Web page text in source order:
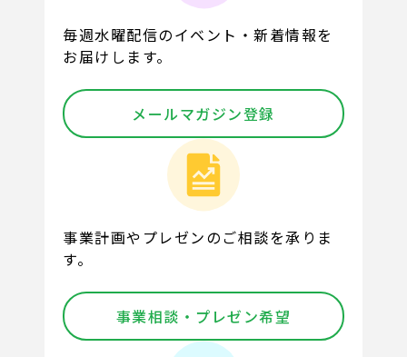
毎週水曜配信のイベント・新着情報を
お届けします。
メールマガジン登録
事業計画やプレゼンのご相談を承りま
す。
事業相談・プレゼン希望